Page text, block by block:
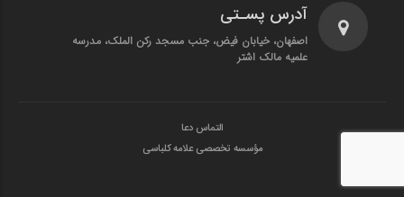
آدرس پسـتی
اصفهان، خیابان فیض، جنب مسجد رکن الملک، مدرسه
علمیه مالک اشتر
التماس دعا
مؤسسه تخصصی علامه کلباسی